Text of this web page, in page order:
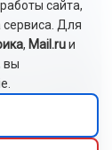
сайта,
Для
, Mail.ruи
вы